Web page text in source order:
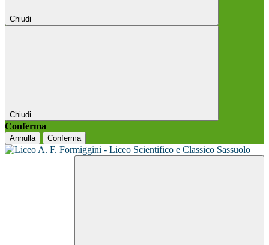
Chiudi
Chiudi
Conferma
Annulla Conferma